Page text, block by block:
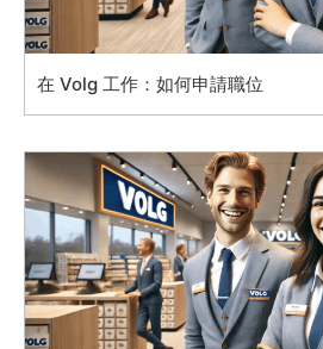
在 Volg 工作：如何申請職位